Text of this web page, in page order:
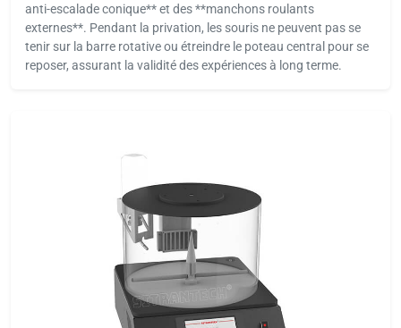
anti-escalade conique** et des **manchons roulants
externes**. Pendant la privation, les souris ne peuvent pas se
tenir sur la barre rotative ou étreindre le poteau central pour se
reposer, assurant la validité des expériences à long terme.